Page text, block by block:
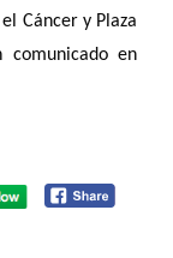
Cáncer y Plaza
comunicado en